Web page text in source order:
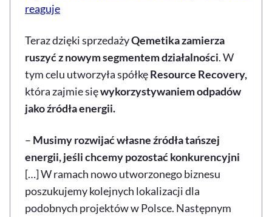
reaguje
Teraz dzięki sprzedażyQemetika zamierza
ruszyć z nowym segmentem działalności. W
tym celu utworzyła spółkęResource Recovery,
która zajmie sięwykorzystywaniem odpadów
jako źródła energii.
– Musimy rozwijać własne źródła tańszej
energii, jeśli chcemy pozostać konkurencyjni
[…] W ramach nowo utworzonego biznesu
poszukujemy kolejnych lokalizacji dla
podobnych projektów w Polsce. Następnym